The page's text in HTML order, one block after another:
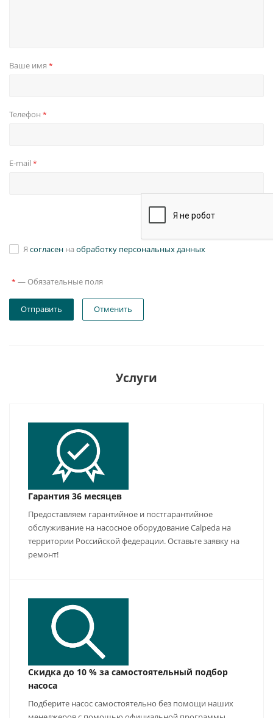
Ваше имя *
Телефон *
E-mail *
Я согласен на обработку персональных данных
* — Обязательные поля
Отправить Отменить
Услуги
Гарантия 36 месяцев
Предоставляем гарантийное и постгарантийное
обслуживание на насосное оборудование Calpeda на
территории Российской федерации. Оставьте заявку на
ремонт!
Скидка до 10 % за самостоятельный подбор
насоса
Подберите насос самостоятельно без помощи наших